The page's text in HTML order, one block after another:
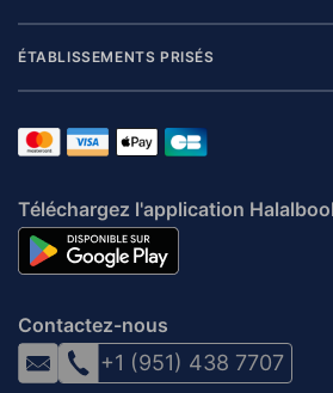
ÉTABLISSEMENTS PRISÉS
Téléchargez l'application
Contactez-nous
+1 (951) 438 7707